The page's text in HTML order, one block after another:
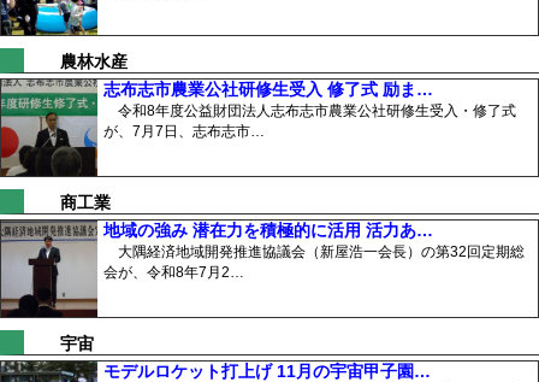
農林水産
志布志市農業公社研修生受入 修了式 励ま…
令和8年度公益財団法人志布志市農業公社研修生受入・修了式
が、7月7日、志布志市…
商工業
地域の強み 潜在力を積極的に活用 活力あ…
大隅経済地域開発推進協議会（新屋浩一会長）の第32回定期総
会が、令和8年7月2…
宇宙
モデルロケット打上げ 11月の宇宙甲子園…